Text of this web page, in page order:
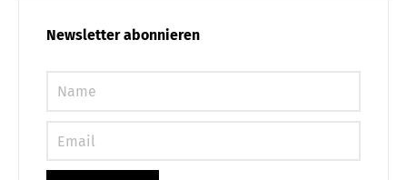
Newsletter abonnieren